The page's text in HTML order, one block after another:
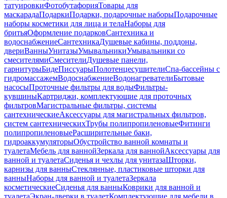
татуировкиФотобутафорияТовары для
маскарадаПодаркиПодарки, подарочные наборыПодарочные
наборы косметики для лица и телаНаборы для
бритьяОформление подарковСантехника и
водоснабжениеСантехникаДушевые кабины, поддоны,
двериВанныУнитазыУмывальникиУмывальники со
смесителямиСмесителиДушевые панели,
гарнитурыБидеПиссуарыПолотенцесушителиСпа-бассейны с
гидромассажемВодоснабжениеВодонагревателиБытовые
насосыПроточные фильтры для водыФильтры-
кувшиныКартриджи, комплектующие для проточных
фильтровМагистральные фильтры, системы
сантехническиеАксессуары для магистральных фильтров,
систем сантехническихТрубы полипропиленовыеФитинги
полипропиленовыеРасширительные баки,
гидроаккумуляторыОбустройство ванной комнаты и
туалетаМебель для ваннойЗеркала для ваннойАксессуары для
ванной и туалетаСиденья и чехлы для унитазаШторки,
карнизы для ванныСтеклянные, пластиковые шторки для
ванныНаборы для ванной и туалетаЗеркала
косметическиеСиденья для ванныКоврики для ванной и
туалетаЭкран-дверки в туалетКомплектующие для мебели в